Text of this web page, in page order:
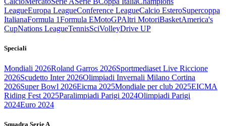
LeagueEuropa LeagueConference LeagueCalcio EsteroSupercoppa
ItalianaFormula 1Formula EMotoGPAltri MotoriBasketAmerica's
CupNations LeagueTennisSciVolleyDrive UP
Speciali
Mondiali 2026Roland Garros 2026Sportmediaset Live Riccione
2026Scudetto Inter 2026Olimpiadi Invernali Milano Cortina
2026Super Bowl 2026Eicma 2025Mondiale per club 2025EICMA
Riding Fest 2025Paralimpiadi Parigi 2024Olimpiadi Parigi
2024Euro 2024
Squadra Serie A